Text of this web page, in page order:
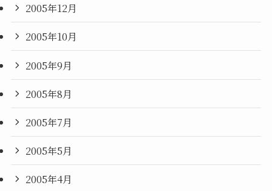
2005年12月
2005年10月
2005年9月
2005年8月
2005年7月
2005年5月
2005年4月